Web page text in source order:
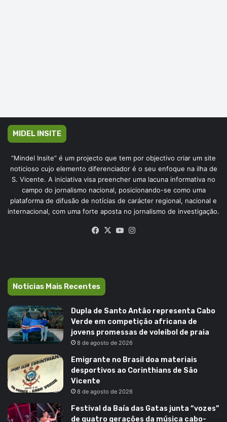
MIDEL INSITE
“Mindel Insite” é um projecto que tem por objectivo criar um site
noticioso cujo elemento diferenciador é o seu enfoque na ilha de
S. Vicente. A iniciativa visa preencher uma lacuna informativa no
campo do jornalismo nacional, posicionando-se como uma
plataforma de difusão de notícias de carácter regional, nacional e
internacional, com uma forte aposta no jornalismo de investigação.
Facebook
X YouTube
Noticias Mais Recentes
Dupla de Santo Antão representa Cabo
Verde em competição africana de
jovens promessas de voleibol de praia
8 de agosto de 2026
Emigrante no Brasil doa materiais
desportivos ao Corinthians de São
Vicente
8 de agosto de 2026
Festival da Baía das Gatas junta “vozes”
de quatro gerações da música cabo-